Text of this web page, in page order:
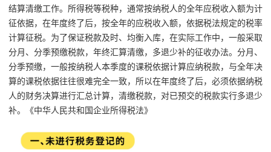
结算清缴工作。所得税等税种，通常按纳税人的全年应税收入额为计
征依据，在年度终了后，按全年的应税收入额，依据税法规定的税率
计算征税。为了保证税款及时、均衡入库，在实际工作中，一般采取
分月、分季预缴税款，年终汇算清缴，多退少补的征收办法。分月、
分季预缴，一般按纳税人本季度的课税依据计算应纳税款，与全年决
算的课税依据往往很难完全一致，所以在年度终了后，必须依据纳税
人的财务决算进行汇总计算，清缴税款，对已预交的税款实行多退少
补。《中华人民共和国企业所得税法》